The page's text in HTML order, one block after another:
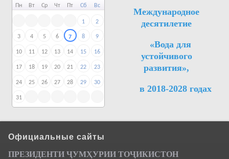
Пн Вт Ср Чт Пт Сб Вс
1 2
3 4 5 6 7 8 9
10 11 12 13 14 15 16
17 18 19 20 21 22 23
24 25 26 27 28 29 30
31
Международное
десятилетие
«Вода для
устойчивого
развития»,
в 2018-2028 годах
Официальные сайты
ПРЕЗИДЕНТИ ҶУМҲУРИИ ТОҶИКИСТОН